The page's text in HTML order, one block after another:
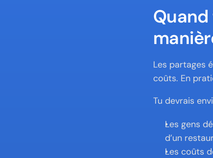
Les partages
coûts. En
Tu devrais
Les gens
d’un
Les coûts